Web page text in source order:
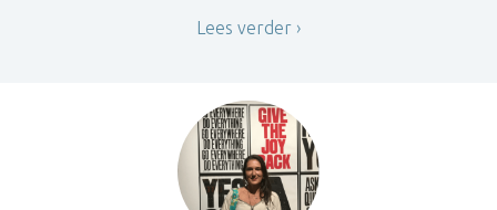
Lees verder